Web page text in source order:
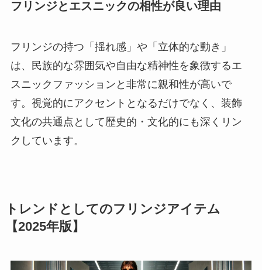
フリンジとエスニックの相性が良い理由
フリンジの持つ「揺れ感」や「立体的な動き」
は、民族的な雰囲気や自由な精神性を象徴するエ
スニックファッションと非常に親和性が高いで
す。視覚的にアクセントとなるだけでなく、装飾
文化の共通点として歴史的・文化的にも深くリン
クしています。
トレンドとしてのフリンジアイテム
【2025年版】